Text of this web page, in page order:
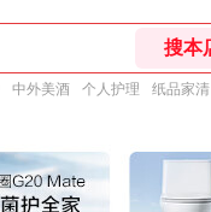
中外美酒 个人护理 纸品家清